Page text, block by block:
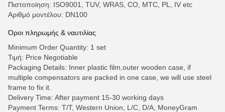
Πιστοποίηση: ISO9001, TUV, WRAS, CO, MTC, PL, IV etc
Αριθμό μοντέλου: DN100
Όροι πληρωμής & ναυτιλίας
Minimum Order Quantity: 1 set
Τιμή: Price Negotiable
Packaging Details: Inner plastic film,outer wooden case, if
multiple compensators are packed in one case, we will use steel
frame to fix it.
Delivery Time: After payment 15-30 working days
Payment Terms: T/T, Western Union, L/C, D/A, MoneyGram